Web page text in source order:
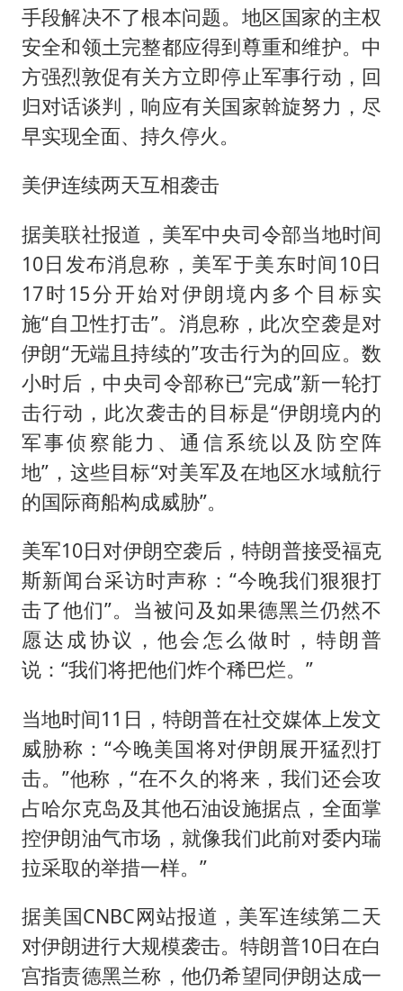
手段解决不了根本问题。地区国家的主权
安全和领土完整都应得到尊重和维护。中
方强烈敦促有关方立即停止军事行动，回
归对话谈判，响应有关国家斡旋努力，尽
早实现全面、持久停火。
美伊连续两天互相袭击
据美联社报道，美军中央司令部当地时间
10日发布消息称，美军于美东时间10日
17时15分开始对伊朗境内多个目标实
施“自卫性打击”。消息称，此次空袭是对
伊朗“无端且持续的”攻击行为的回应。数
小时后，中央司令部称已“完成”新一轮打
击行动，此次袭击的目标是“伊朗境内的
军事侦察能力、通信系统以及防空阵
地”，这些目标“对美军及在地区水域航行
的国际商船构成威胁”。
美军10日对伊朗空袭后，特朗普接受福克
斯新闻台采访时声称：“今晚我们狠狠打
击了他们”。当被问及如果德黑兰仍然不
愿达成协议，他会怎么做时，特朗普
说：“我们将把他们炸个稀巴烂。”
当地时间11日，特朗普在社交媒体上发文
威胁称：“今晚美国将对伊朗展开猛烈打
击。”他称，“在不久的将来，我们还会攻
占哈尔克岛及其他石油设施据点，全面掌
控伊朗油气市场，就像我们此前对委内瑞
拉采取的举措一样。”
据美国CNBC网站报道，美军连续第二天
对伊朗进行大规模袭击。特朗普10日在白
宫指责德黑兰称，他仍希望同伊朗达成一